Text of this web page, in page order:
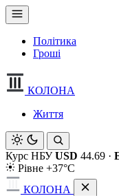
Політика
Гроші
КОЛОНА
Життя
Курс НБУ USD 44.69 ·
Рівне +37°C
КОЛОНА